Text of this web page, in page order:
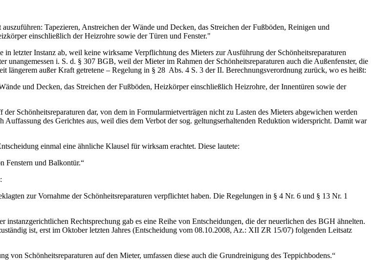
Tapezieren, Anstreichen der Wände und Decken, das Streichen der Fußböden, Reinigen und
einschließlich der Heizrohre sowie der Türen und Fenster."
letzter Instanz ab, weil keine wirksame Verpflichtung des Mieters zur Ausführung der Schönheitsreparaturen
i. S. d. § 307 BGB, weil der Mieter im Rahmen der Schönheitsreparaturen auch die Außenfenster, die
außer Kraft getretene – Regelung in § 28 Abs. 4 S. 3 der II. Berechnungsverordnung zurück, wo es heißt:
und Decken, das Streichen der Fußböden, Heizkörper einschließlich Heizrohre, der Innentüren sowie der
Schönheitsreparaturen dar, von dem in Formularmietverträgen nicht zu Lasten des Mieters abgewichen werden
des Gerichtes aus, weil dies dem Verbot der sog. geltungserhaltenden Reduktion widerspricht. Damit war
einmal eine ähnliche Klausel für wirksam erachtet. Diese lautete:
Fenstern und Balkontür.“
zur Vornahme der Schönheitsreparaturen verpflichtet haben. Die Regelungen in § 4 Nr. 6 und § 13 Nr. 1
Rechtsprechung gab es eine Reihe von Entscheidungen, die der neuerlichen des BGH ähnelten.
ist, erst im Oktober letzten Jahres (Entscheidung vom 08.10.2008, Az.: XII ZR 15/07) folgenden Leitsatz
von Schönheitsreparaturen auf den Mieter, umfassen diese auch die Grundreinigung des Teppichbodens.“